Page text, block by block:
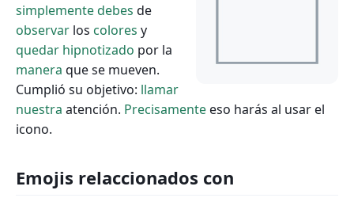
simplementedebes de
observar los colores y
quedar hipnotizado por la
manera que se mueven.
Cumplió su objetivo: llamar
nuestra atención. Precisamenteeso harás al usar el
icono.
Emojis relaccionados con